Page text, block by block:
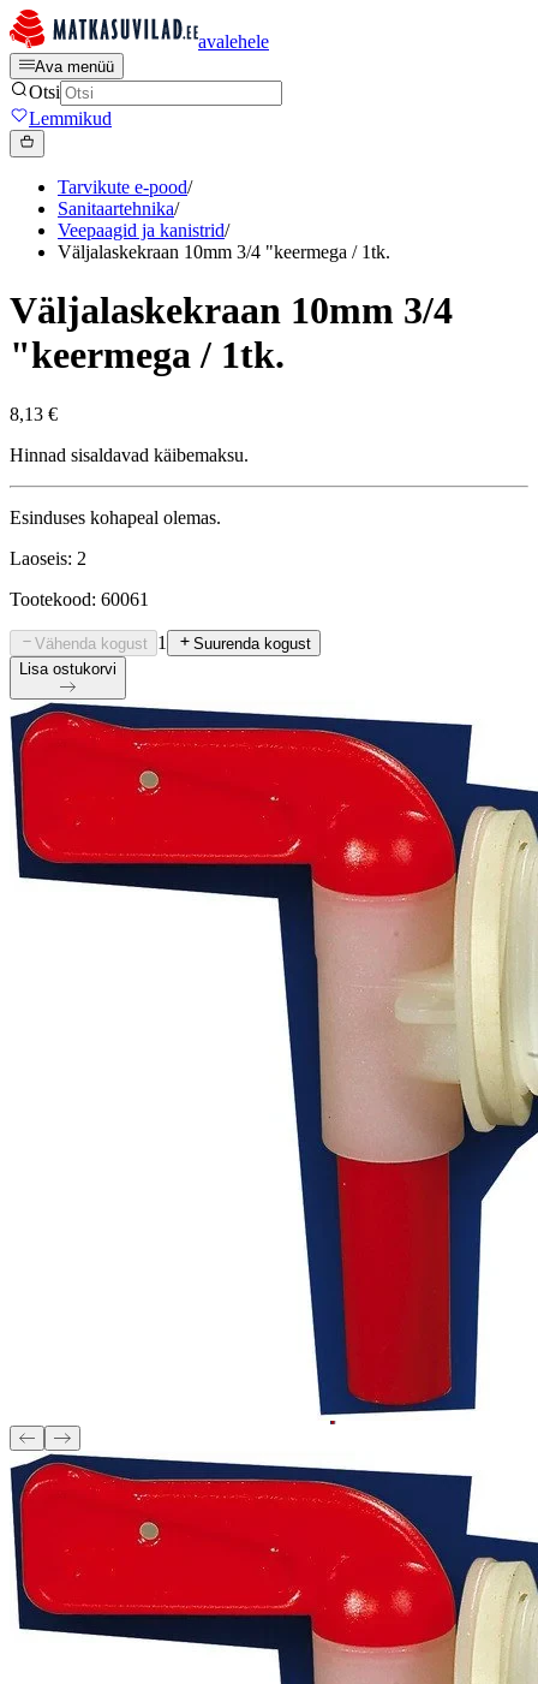
avalehele
Ava menüü
Otsi
Lemmikud
Tarvikute e-pood/
Sanitaartehnika/
Veepaagid ja kanistrid/
Väljalaskekraan 10mm 3/4 "keermega / 1tk.
Väljalaskekraan 10mm 3/4
"keermega / 1tk.
8,13 €
Hinnad sisaldavad käibemaksu.
Esinduses kohapeal olemas.
Laoseis: 2
Tootekood: 60061
Vähenda kogust 1
Suurenda kogust
Lisa ostukorvi